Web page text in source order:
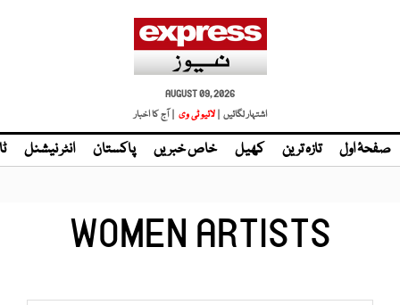
AUGUST 09, 2026
اشتہار لگائیں | لائیو ٹی وی | آج کا اخبار
صفحۂ اول تازہ ترین کھیل خاص خبریں پاکستان انٹر نیشنل
WOMEN ARTISTS